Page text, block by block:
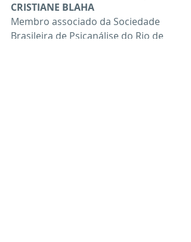
CRISTIANE BLAHA
Membro associado da Sociedade
Brasileira de Psicanálise do Rio de